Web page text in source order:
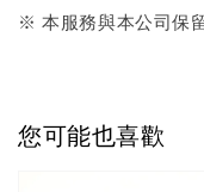
※ 本服務與本公司保
您可能也喜歡